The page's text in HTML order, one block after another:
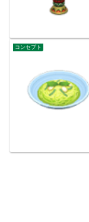
コンセプト